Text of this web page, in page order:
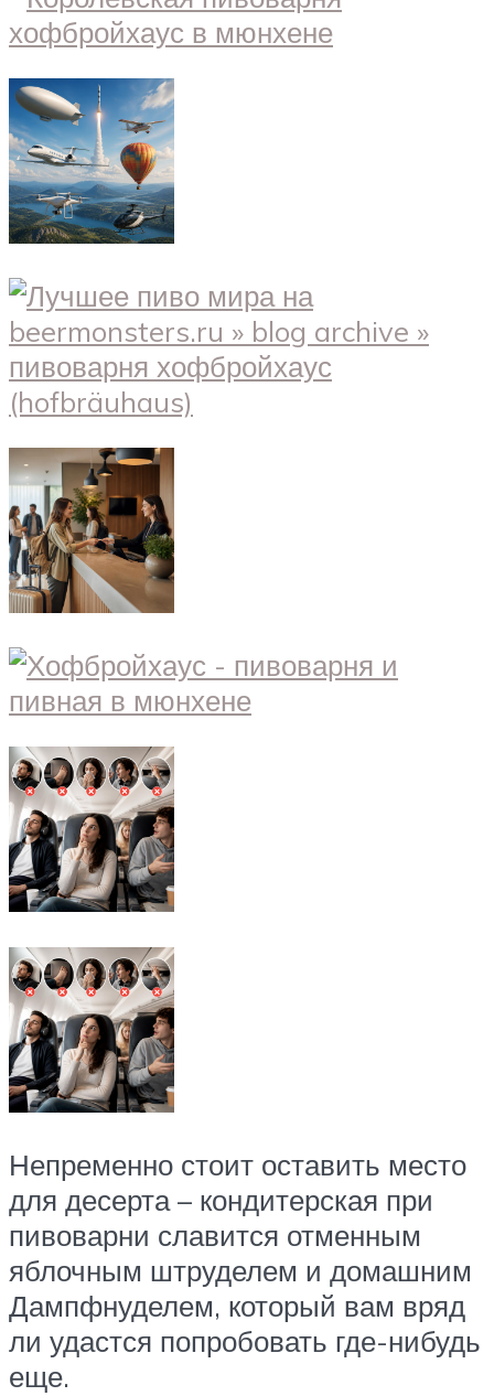
Непременно стоит оставить место
для десерта – кондитерская при
пивоварни славится отменным
яблочным штруделем и домашним
Дампфнуделем, который вам вряд
ли удастся попробовать где-нибудь
еще.